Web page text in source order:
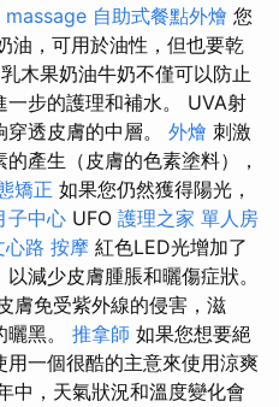
massage 自助式餐點外燴 您
油，可用於油性，但也要乾
乳木果奶油牛奶不僅可以防止
步的護理和補水。 UVA射
透皮膚的中層。 外燴 刺激
產生（皮膚的色素塗料），
矯正 如果您仍然獲得陽光，
子中心 UFO 護理之家 單人房
心路 按摩 紅色LED光增加了
減少皮膚腫脹和曬傷症狀。
膚免受紫外線的侵害，滋
黑。 推拿師 如果您想要絕
一個很酷的主意來使用涼爽
中，天氣狀況和溫度變化會